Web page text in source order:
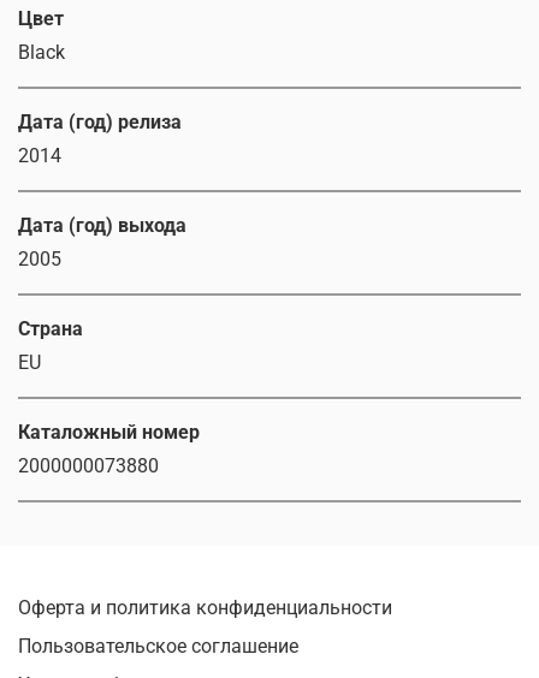
Цвет
Black
Дата (год) релиза
2014
Дата (год) выхода
2005
Страна
EU
Каталожный номер
2000000073880
Оферта и политика конфиденциальности
Пользовательское соглашение